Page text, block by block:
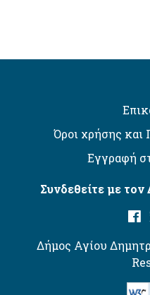
Όροι χρήσης και
Εγγραφή
Συνδεθείτε με τον
Δήμος Αγίου